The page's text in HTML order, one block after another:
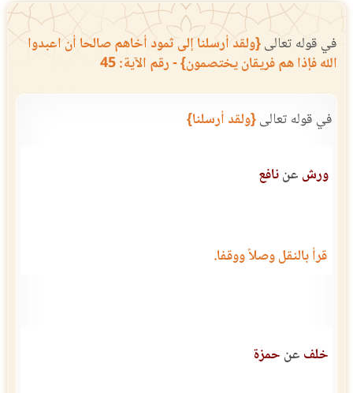
في قوله تعالى{ولقد أرسلنا إلى ثمود أخاهم صالحا أن اعبدوا
الله فإذا هم فريقان يختصمون} - رقم الآية: 45
في قوله تعالى{ولقد أرسلنا}
ورش عننافع
قرأ بالنقل وصلاً ووقفا.
خلف عن حمزة